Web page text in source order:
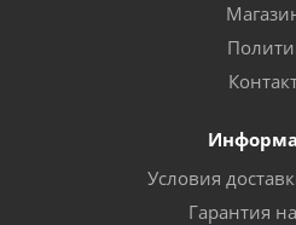
Условия
Гарантия